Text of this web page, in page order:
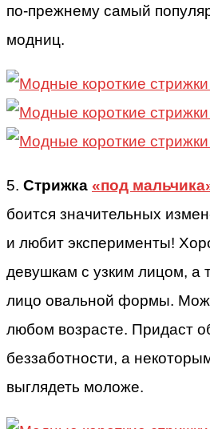
по-прежнему самый
модниц.
5. Стрижка «под
боится значительных
и любит эксперименты!
девушкам с узким лицом, а
лицо овальной формы.
любом возрасте. Придаст
беззаботности, а
выглядеть моложе.